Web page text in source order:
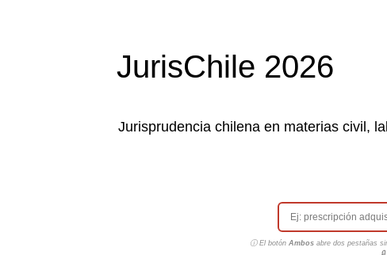
JurisChile 2026
Jurisprudencia chilena en materias civil,
ⓘ El botón Ambosabre dos pestañas